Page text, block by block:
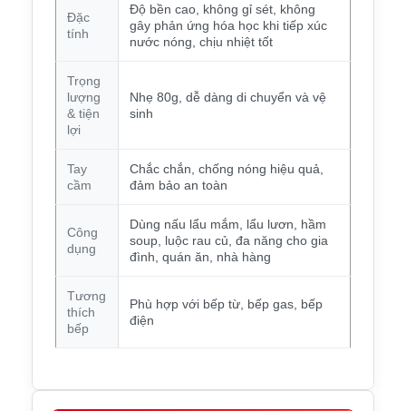
Đặc
tính
Độ bền cao, không gỉ sét, không
gây phản ứng hóa học khi tiếp xúc
nước nóng, chịu nhiệt tốt
Trọng
lượng
& tiện
lợi
Nhẹ 80g, dễ dàng di chuyển và vệ
sinh
Tay
cầm
Chắc chắn, chống nóng hiệu quả,
đảm bảo an toàn
Công
dụng
Dùng nấu lẩu mắm, lẩu lươn, hầm
soup, luộc rau củ, đa năng cho gia
đình, quán ăn, nhà hàng
Tương
thích
bếp
Phù hợp với bếp từ, bếp gas, bếp
điện